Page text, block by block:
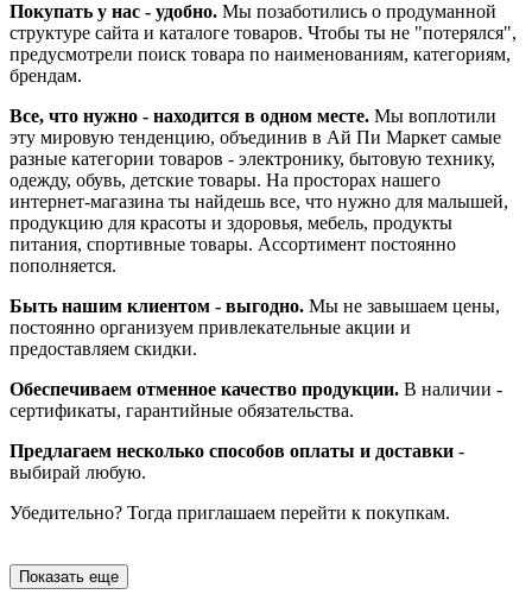
Покупать у нас - удобно. Мы позаботились о продуманной
структуре сайта и каталоге товаров. Чтобы ты не "потерялся",
предусмотрели поиск товара по наименованиям, категориям,
брендам.
Все, что нужно - находится в одном месте. Мы воплотили
эту мировую тенденцию, объединив в Ай Пи Маркет самые
разные категории товаров - электронику, бытовую технику,
одежду, обувь, детские товары. На просторах нашего
интернет-магазина ты найдешь все, что нужно для малышей,
продукцию для красоты и здоровья, мебель, продукты
питания, спортивные товары. Ассортимент постоянно
пополняется.
Быть нашим клиентом - выгодно. Мы не завышаем цены,
постоянно организуем привлекательные акции и
предоставляем скидки.
Обеспечиваем отменное качество продукции. В наличии -
сертификаты, гарантийные обязательства.
Предлагаем несколько способов оплаты и доставки -
выбирай любую.
Убедительно? Тогда приглашаем перейти к покупкам.
Показать еще